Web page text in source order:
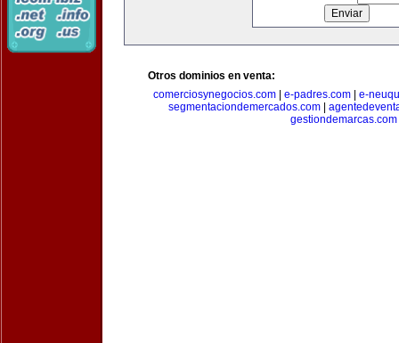
Otros dominios en venta:
comerciosynegocios.com| e-padres.com| e-
segmentaciondemercados.com
gestiondemarcas.com